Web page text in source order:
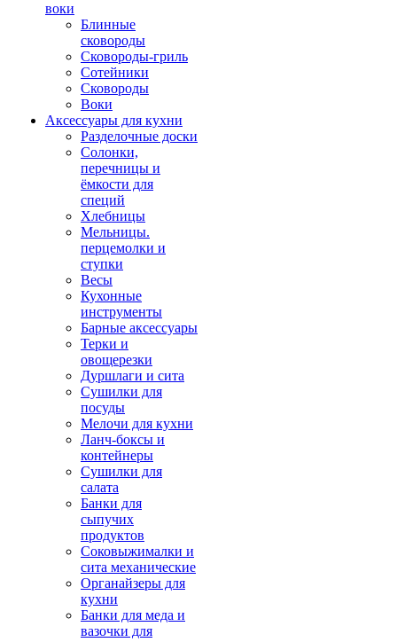
воки
Блинные
сковороды
Сковороды-гриль
Сотейники
Сковороды
Воки
Аксессуары для кухни
Разделочные доски
Солонки,
перечницы и
ёмкости для
специй
Хлебницы
Мельницы.
перцемолки и
ступки
Весы
Кухонные
инструменты
Барные аксессуары
Терки и
овощерезки
Дуршлаги и сита
Сушилки для
посуды
Мелочи для кухни
Ланч-боксы и
контейнеры
Сушилки для
салата
Банки для
сыпучих
продуктов
Соковыжималки и
сита механические
Органайзеры для
кухни
Банки для меда и
вазочки для